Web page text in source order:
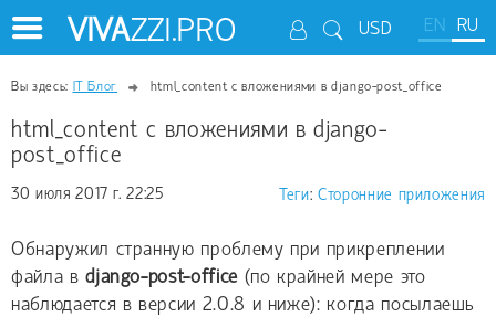
USD EN RU
VIVAZZI.PRO
Вы здесь: IT Блог html_content с вложениями в django-post_office
html_content с вложениями в django-
post_office
30 июля 2017 г. 22:25 Теги: Сторонние приложения
Обнаружил странную проблему при прикреплении
файла вdjango-post-office(по крайней мере это
наблюдается в версии 2.0.8 и ниже): когда посылаешь